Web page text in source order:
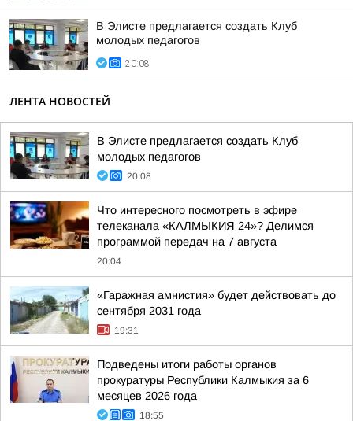
В Элисте предлагается создать Клуб
молодых педагогов
20:08
ЛЕНТА НОВОСТЕЙ
В Элисте предлагается создать Клуб
молодых педагогов
20:08
Что интересного посмотреть в эфире
телеканала «КАЛМЫКИЯ 24»? Делимся
программой передач на 7 августа
20:04
«Гаражная амнистия» будет действовать до
сентября 2031 года
19:31
Подведены итоги работы органов
прокуратуры Республики Калмыкия за 6
месяцев 2026 года
18:55